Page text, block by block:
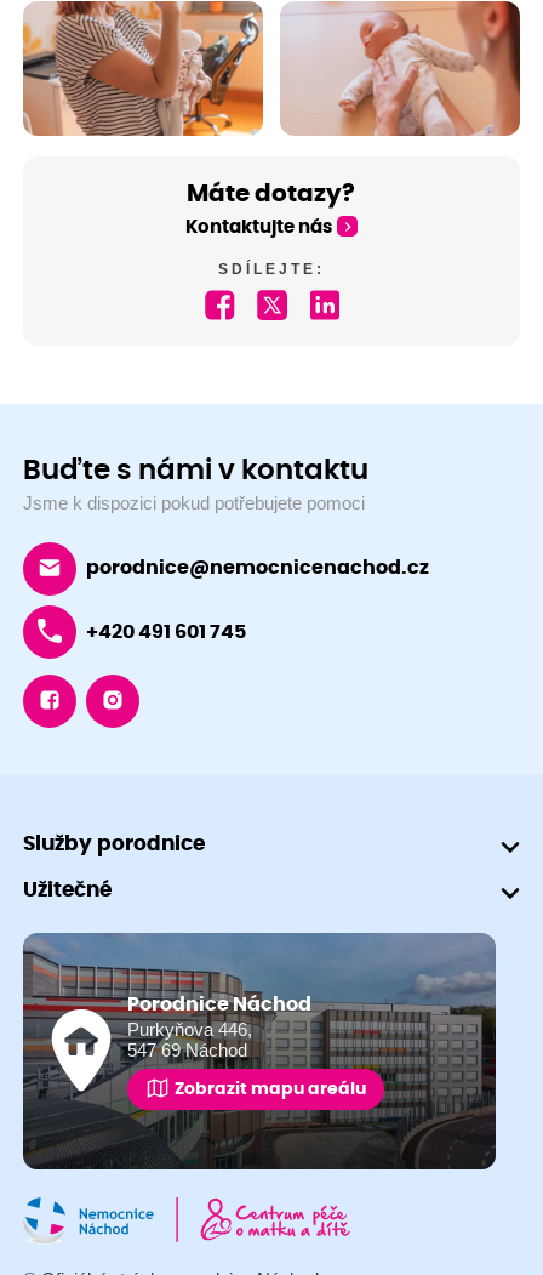
Máte dotazy?
Kontaktujte nás
SDÍLEJTE:
Buďte s námi v kontaktu
Jsme k dispozici pokud potřebujete pomoci
porodnice@nemocnicenachod.cz
+420 491 601 745
Služby porodnice
Užitečné
Porodnice Náchod
Purkyňova 446,
547 69 Náchod
Zobrazit mapu areálu